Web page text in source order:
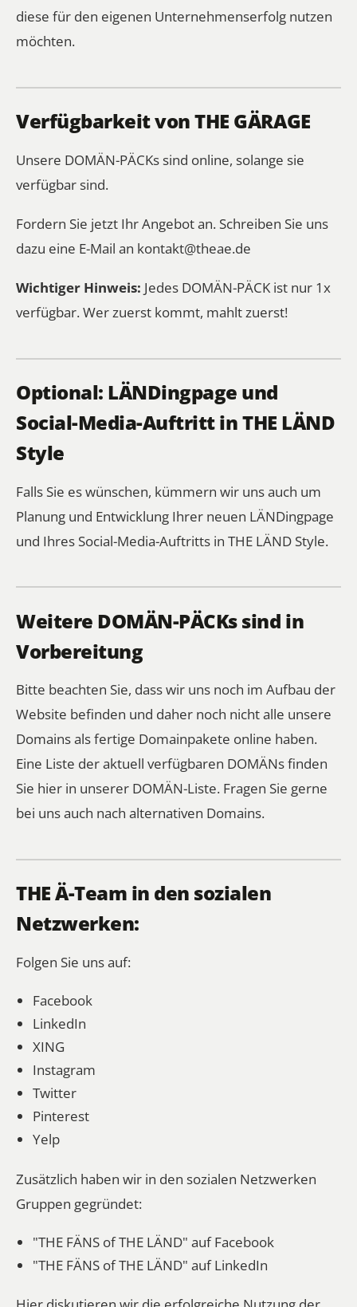
diese für den eigenen Unternehmenserfolg nutzen
möchten.
Verfügbarkeit von THE GÄRAGE
Unsere DOMÄN-PÄCKs sind online, solange sie
verfügbar sind.
Fordern Sie jetzt Ihr Angebot an. Schreiben Sie uns
dazu eine E-Mail an kontakt@theae.de
Wichtiger Hinweis: Jedes DOMÄN-PÄCK ist nur 1x
verfügbar. Wer zuerst kommt, mahlt zuerst!
Optional: LÄNDingpage und
Social-Media-Auftritt in THE LÄND
Style
Falls Sie es wünschen, kümmern wir uns auch um
Planung und Entwicklung Ihrer neuen LÄNDingpage
und Ihres Social-Media-Auftritts in THE LÄND Style.
Weitere DOMÄN-PÄCKs sind in
Vorbereitung
Bitte beachten Sie, dass wir uns noch im Aufbau der
Website befinden und daher noch nicht alle unsere
Domains als fertige Domainpakete online haben.
Eine Liste der aktuell verfügbaren DOMÄNs finden
Sie hier in unserer DOMÄN-Liste. Fragen Sie gerne
bei uns auch nach alternativen Domains.
THE Ä-Team in den sozialen
Netzwerken:
Folgen Sie uns auf:
Facebook
LinkedIn
XING
Instagram
Twitter
Pinterest
Yelp
Zusätzlich haben wir in den sozialen Netzwerken
Gruppen gegründet:
"THE FÄNS of THE LÄND" auf Facebook
"THE FÄNS of THE LÄND" auf LinkedIn